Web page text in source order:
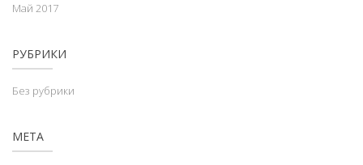
Май 2017
РУБРИКИ
Без рубрики
МЕТА